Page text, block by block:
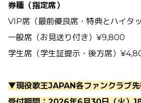
券種（指定席）
VIP席（最前優良席・特典とハイタ
一般席（お見送り付き）¥9,800
学生席（学生証提示・後方席）
▼現役歌王JAPAN各ファンクラブ先